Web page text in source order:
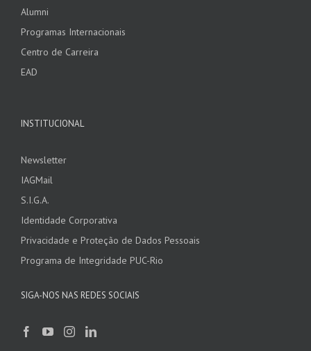
Alumni
Programas Internacionais
Centro de Carreira
EAD
INSTITUCIONAL
Newsletter
IAGMail
S.I.G.A.
Identidade Corporativa
Privacidade e Proteção de Dados Pessoais
Programa de Integridade PUC-Rio
SIGA-NOS NAS REDES SOCIAIS